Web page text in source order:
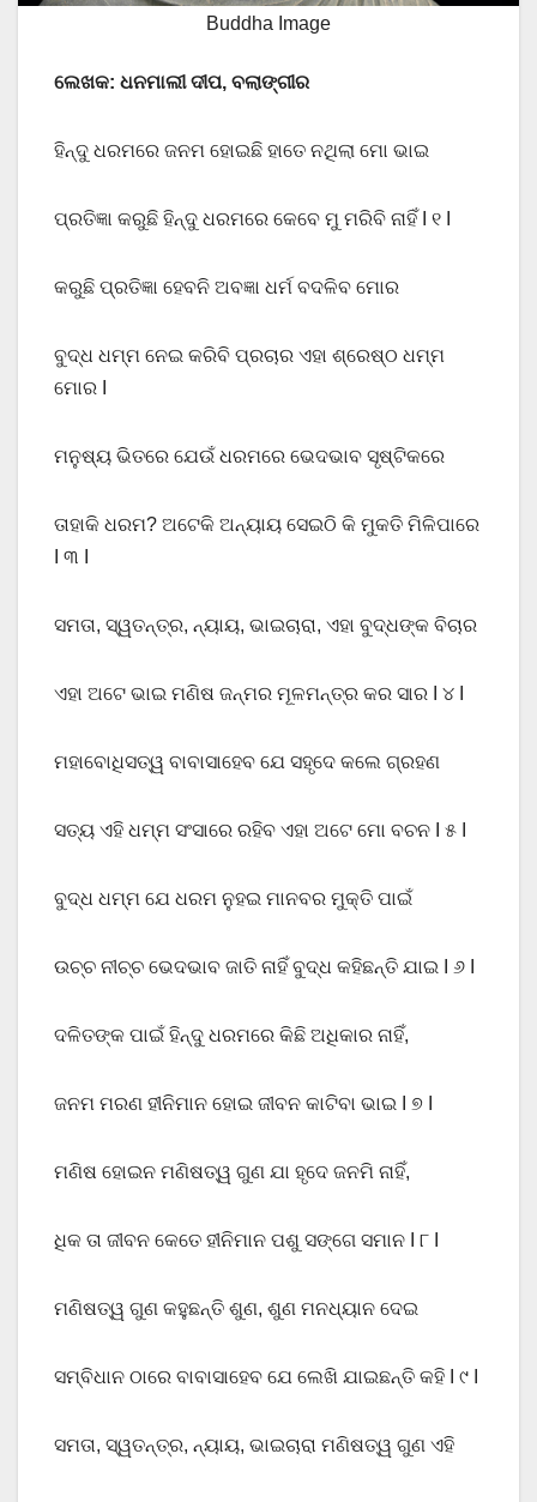
Buddha Image
ଲେଖକ: ଧନମାଲୀ ଦୀପ, ବଲାଙ୍ଗୀର
ହିନ୍ଦୁ ଧରମରେ ଜନମ ହୋଇଛି ହାତେ ନଥିଲା ମୋ ଭାଇ
ପ୍ରତିଜ୍ଞା କରୁଛି ହିନ୍ଦୁ ଧରମରେ କେବେ ମୁ ମରିବି ନାହିଁ I ୧ I
କରୁଛି ପ୍ରତିଜ୍ଞା ହେବନି ଅବଜ୍ଞା ଧର୍ମ ବଦଳିବ ମୋର
ବୁଦ୍ଧ ଧମ୍ମ ନେଇ କରିବି ପ୍ରଚାର ଏହା ଶ୍ରେଷ୍ଠ ଧମ୍ମ
ମୋର I
ମନୁଷ୍ୟ ଭିତରେ ଯେଉଁ ଧରମରେ ଭେଦଭାବ ସୃଷ୍ଟିକରେ
ତାହାକି ଧରମ? ଅଟେକି ଅନ୍ୟାୟ ସେଇଠି କି ମୁକତି ମିଳିପାରେ
I ୩ I
ସମତା, ସ୍ୱତନ୍ତ୍ର, ନ୍ୟାୟ, ଭାଇଚାରା, ଏହା ବୁଦ୍ଧଙ୍କ ବିଚାର
ଏହା ଅଟେ ଭାଇ ମଣିଷ ଜନ୍ମର ମୂଳମନ୍ତ୍ର କର ସାର I ୪ I
ମହାବୋଧିସତ୍ୱ ବାବାସାହେବ ଯେ ସହୃଦେ କଲେ ଗ୍ରହଣ
ସତ୍ୟ ଏହି ଧମ୍ମ ସଂସାରେ ରହିବ ଏହା ଅଟେ ମୋ ବଚନ I ୫ I
ବୁଦ୍ଧ ଧମ୍ମ ଯେ ଧରମ ନୁହଇ ମାନବର ମୁକ୍ତି ପାଇଁ
ଉଚ୍ଚ ନୀଚ୍ଚ ଭେଦଭାବ ଜାତି ନାହିଁ ବୁଦ୍ଧ କହିଛନ୍ତି ଯାଇ I ୬ I
ଦଳିତଙ୍କ ପାଇଁ ହିନ୍ଦୁ ଧରମରେ କିଛି ଅଧିକାର ନାହିଁ,
ଜନମ ମରଣ ହୀନିମାନ ହୋଇ ଜୀବନ କାଟିବା ଭାଇ I ୭ I
ମଣିଷ ହୋଇନ ମଣିଷତ୍ୱ ଗୁଣ ଯା ହୃଦେ ଜନମି ନାହିଁ,
ଧିକ ତା ଜୀବନ କେତେ ହୀନିମାନ ପଶୁ ସଙ୍ଗେ ସମାନ I ୮ I
ମଣିଷତ୍ୱ ଗୁଣ କହୁଛନ୍ତି ଶୁଣ, ଶୁଣ ମନଧ୍ୟାନ ଦେଇ
ସମ୍ବିଧାନ ଠାରେ ବାବାସାହେବ ଯେ ଲେଖି ଯାଇଛନ୍ତି କହି I ୯ I
ସମତା, ସ୍ୱତନ୍ତ୍ର, ନ୍ୟାୟ, ଭାଇଚାରା ମଣିଷତ୍ୱ ଗୁଣ ଏହି